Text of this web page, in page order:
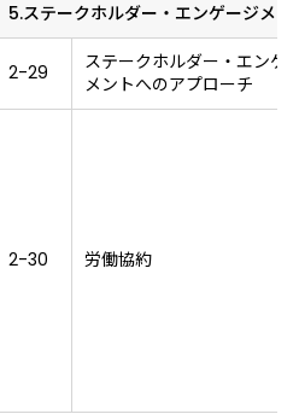
5.ステークホルダー・エンゲージメン
2-29
ステークホルダー・エンゲ
メントへのアプローチ
2-30 労働協約